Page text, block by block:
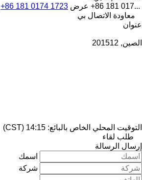
+86 181 017... عرض +86 181 0174 1723
معاودة الاتصال بي
عنوان
الصين, 201512
التوقيت المحلي الخاص بالبائع: 14:15 (CST)
طلب لقاء
إرسال الرسالة
اسمك
شركة